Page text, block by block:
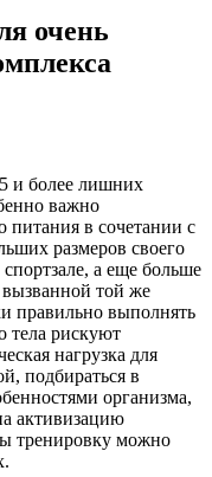
очень
и более лишних
важно
питания в сочетании с
размеров своего
спортзале, а еще больше
вызванной той же
правильно выполнять
тела рискуют
нагрузка для
подбираться в
организма,
активизацию
тренировку можно